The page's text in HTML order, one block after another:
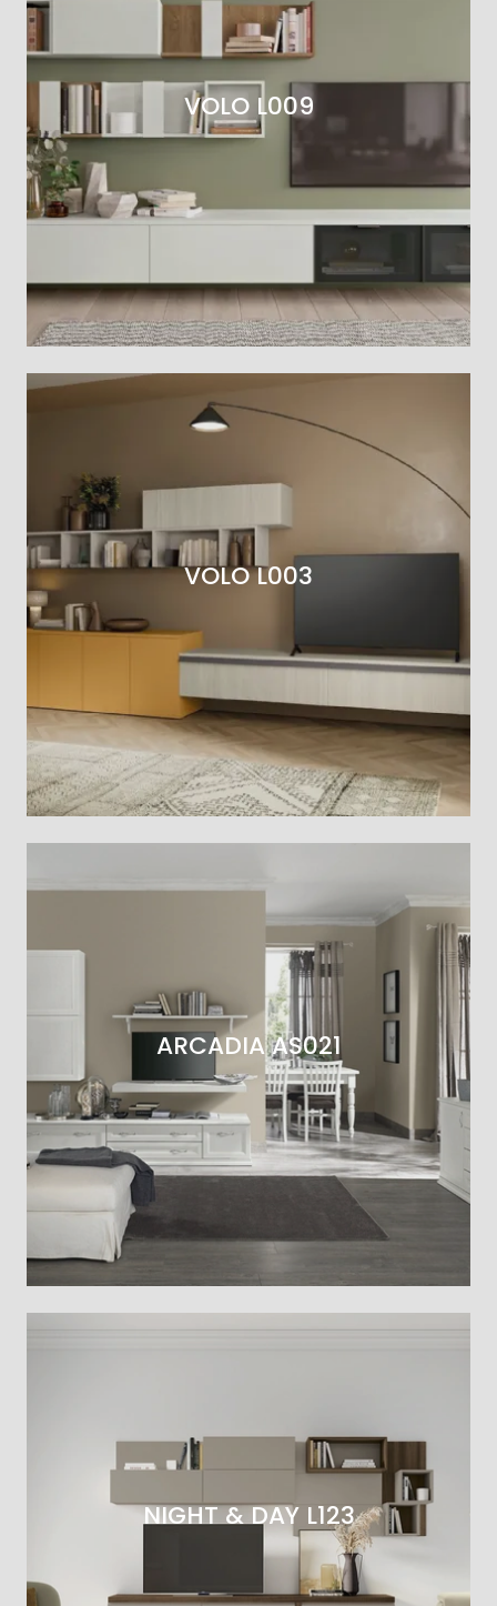
VOLO L009
VOLO L003
ARCADIA AS021
NIGHT & DAY L123